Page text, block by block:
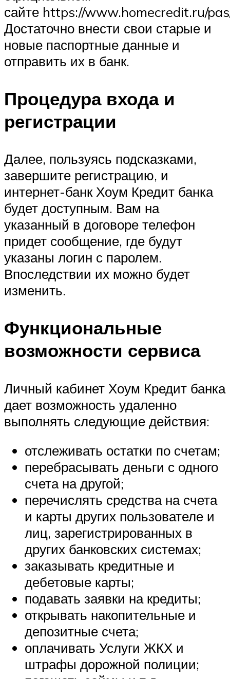
сайте https://www.homecredit.ru/
Достаточно внести свои старые и
новые паспортные данные и
отправить их в банк.
Процедура входа и
регистрации
Далее, пользуясь подсказками,
завершите регистрацию, и
интернет-банк Хоум Кредит банка
будет доступным. Вам на
указанный в договоре телефон
придет сообщение, где будут
указаны логин с паролем.
Впоследствии их можно будет
изменить.
Функциональные
возможности сервиса
Личный кабинет Хоум Кредит банка
дает возможность удаленно
выполнять следующие действия:
отслеживать остатки по счетам;
перебрасывать деньги с одного
счета на другой;
перечислять средства на счета
и карты других пользователе и
лиц, зарегистрированных в
других банковских системах;
заказывать кредитные и
дебетовые карты;
подавать заявки на кредиты;
открывать накопительные и
депозитные счета;
оплачивать Услуги ЖКХ и
штрафы дорожной полиции;